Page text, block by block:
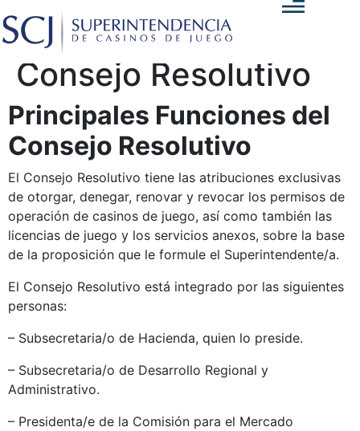
Consejo Resolutivo
Principales Funciones del
Consejo Resolutivo
El Consejo Resolutivo tiene las atribuciones exclusivas
de otorgar, denegar, renovar y revocar los permisos de
operación de casinos de juego, así como también las
licencias de juego y los servicios anexos, sobre la base
de la proposición que le formule el Superintendente/a.
El Consejo Resolutivo está integrado por las siguientes
personas:
– Subsecretaria/o de Hacienda, quien lo preside.
– Subsecretaria/o de Desarrollo Regional y
Administrativo.
– Presidenta/e de la Comisión para el Mercado